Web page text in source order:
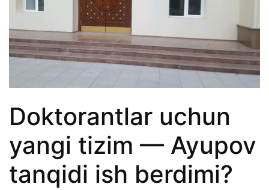
Doktorantlar uchun
yangi tizim — Ayupov
tanqidi ish berdimi?